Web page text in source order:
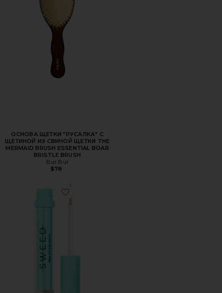
ОСНОВА ЩЕТКИ "РУСАЛКА" С
ЩЕТИНОЙ ИЗ СВИНОЙ ЩЕТКИ THE
MERMAID BRUSH ESSENTIAL BOAR
BRISTLE BRUSH
Bur Bur
$78
Favorite СЫВОРОТКА ДЛЯ РЕСНИЦ EYELASH GROWTH